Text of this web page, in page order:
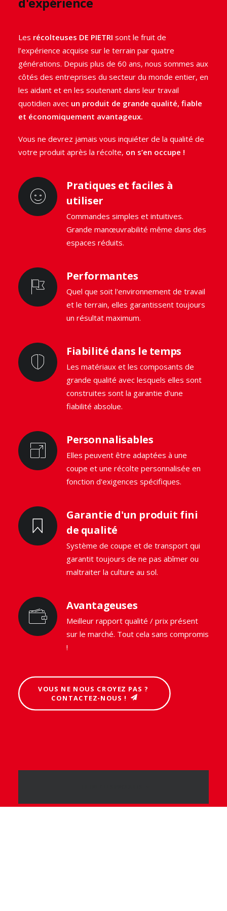
la récolte industrielle.
et aromatiques, les récolteuses de basilic De Pietri
sont des solutionsinnovantesetàla pointe de la
technologie qui vous aideront à optimiser votre
récolte enévitant tout gaspillage.
VOIR LA GAMME
DEMANDE DE CONSEIL
Les récolteuses DE PIETRI sont le fruit de
l’expérience acquise sur le terrain par quatre
générations. Depuis plus de 60 ans, nous sommes aux
côtés des entreprises du secteur du monde entier, en
les aidant et en les soutenant dans leur travail
quotidien avec un produit de grande qualité, fiable
et économiquement avantageux.
Vous ne devrez jamais vous inquiéter de la qualité de
votre produit après la récolte, on s’en occupe !
Pratiques et faciles à
utiliser
Commandes simples et intuitives.
Grande manœuvrabilité même dans des
espaces réduits.
Performantes
Quel que soit l'environnement de travail
et le terrain, elles garantissent toujours
un résultat maximum.
Fiabilité dans le temps
Les matériaux et les composants de
grande qualité avec lesquels elles sont
construites sont la garantie d'une
fiabilité absolue.
Personnalisables
Elles peuvent être adaptées à une
coupe et une récolte personnalisée en
fonction d'exigences spécifiques.
Garantie d'un produit fini
de qualité
Système de coupe et de transport qui
garantit toujours de ne pas abîmer ou
maltraiter la culture au sol.
Avantageuses
Meilleur rapport qualité / prix présent
sur le marché. Tout cela sans compromis
!
VOUS NE NOUS CROYEZ PAS ?
CONTACTEZ-NOUS !